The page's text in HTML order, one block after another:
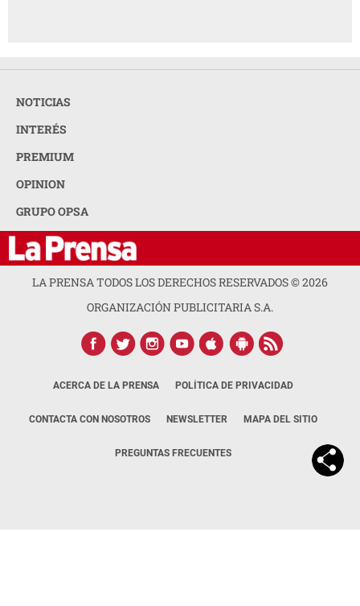
NOTICIAS
INTERÉS
PREMIUM
OPINION
GRUPO OPSA
LA PRENSA TODOS LOS DERECHOS RESERVADOS ©2026
ORGANIZACIÓN PUBLICITARIA S.A.
ACERCA DE LA PRENSA POLÍTICA DE PRIVACIDAD
CONTACTA CON NOSOTROS NEWSLETTER MAPA DEL SITIO
PREGUNTAS FRECUENTES